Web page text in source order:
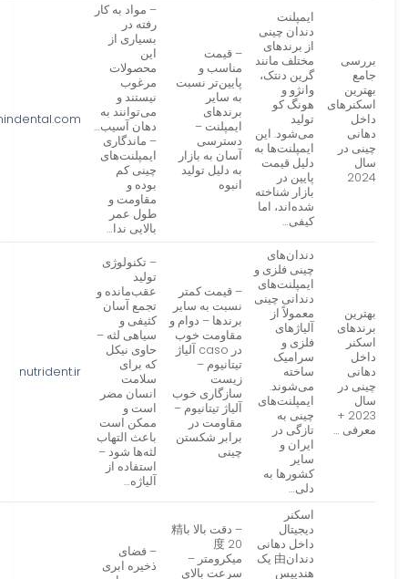
بررسی
جامع
بهترین
اسکنرهای
داخل
دهانی
چینی در
سال
2024
ایمپلنت
دندان چینی
از برندهای
مختلف مانند
گرین دنتک،
وانژو و
هونگ کو
تولید
می‌شود. این
ایمپلنت‌ها به
دلیل قیمت
پایین در
بازار شناخته
شده‌اند، اما
کیفی…
– قیمت
مناسب و
پایین‌تر نسبت
به سایر
برندهای
ایمپلنت –
دسترسی
آسان به بازار
به دلیل تولید
انبوه
– مواد به کار
رفته در
بسیاری از
این
محصولات
مرغوب
نیستند و
می‌توانند به
دهان آسیب…
– ماندگاری
ایمپلنت‌های
چینی کم
بوده و
مقاومت و
طول عمر
بالایی ندا…
بهترین
برندهای
اسکنر
داخل
دهانی
چینی در
سال
2023 +
معرفی …
دندان‌های
چینی فلزی و
ایمپلنت‌های
دندانی چینی
معمولاً از
آلیاژهای
فلزی و
سرامیک
ساخته
می‌شوند.
ایمپلنت‌های
چینی به
تازگی در
ایران و
سایر
کشورها به
دلی…
– قیمت کمتر
نسبت به سایر
برندها – دوام و
مقاومت خوب
در caso آلیاژ
تیتانیوم –
زیست
سازگاری خوب
آلیاژ تیتانیوم –
مقاومت در
برابر شکستن
چینی
– تکنولوژی
تولید
عقب‌مانده و
تجمع آسان
کثیفی و
سیاهی لثه –
حاوی نیکل
که برای
سلامت
انسان مضر
است و
ممکن است
باعث التهاب
لثه‌ها شود –
استفاده از
آلیاژه…
nutrident.ir
اسکنر
دیجیتال
داخل دهانی
دندان由 یک
هندپیس
– دقت بالا با精
度 20
میکرومتر –
سرعت بالای
– فضای
ذخیره ابری